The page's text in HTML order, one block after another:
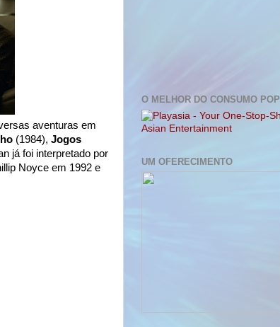
aventuras em
(1984), Jogos
já foi interpretado por
Noyce em 1992 e
O MELHOR DO CONSUMO POP
UM OFERECIMENTO